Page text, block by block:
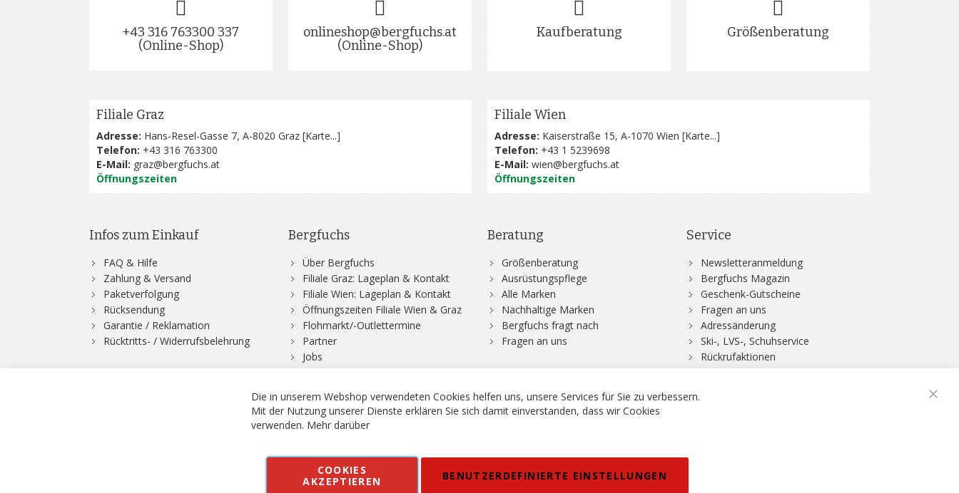
+43 316 763300 337
(Online-Shop)
onlineshop@bergfuchs.at
(Online-Shop)
Kaufberatung Größenberatung
Filiale Graz
Adresse: Hans-Resel-Gasse 7, A-8020 Graz [Karte...]
Telefon: +43 316 763300
E-Mail: graz@bergfuchs.at
Öffnungszeiten
Filiale Wien
Adresse: Kaiserstraße 15, A-1070 Wien [Karte...]
Telefon: +43 1 5239698
E-Mail: wien@bergfuchs.at
Öffnungszeiten
Infos zum Einkauf
FAQ & Hilfe
Zahlung & Versand
Paketverfolgung
Rücksendung
Garantie / Reklamation
Rücktritts- / Widerrufsbelehrung
Bergfuchs
Über Bergfuchs
Filiale Graz: Lageplan & Kontakt
Filiale Wien: Lageplan & Kontakt
Öffnungszeiten Filiale Wien & Graz
Flohmarkt/-Outlettermine
Partner
Jobs
Beratung
Größenberatung
Ausrüstungspflege
Alle Marken
Nachhaltige Marken
Bergfuchs fragt nach
Fragen an uns
Service
Newsletteranmeldung
Bergfuchs Magazin
Geschenk-Gutscheine
Fragen an uns
Adressänderung
Ski-, LVS-, Schuhservice
Rückrufaktionen
DSV-Skiversicherung
Vertrag widerrufen Kontakt AGB Datenschutz
Barrierefreiheitserklärung
Die in unserem Webshop verwendeten Cookies helfen uns, unsere Services für Sie zu verbessern.
Mit der Nutzung unserer Dienste erklären Sie sich damit einverstanden, dass wir Cookies
verwenden. Mehr darüber
COOKIES
AKZEPTIEREN
BENUTZERDEFINIERTE EINSTELLUNGEN